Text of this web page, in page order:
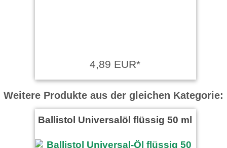
4,89 EUR*
Weitere Produkte aus der gleichen Kategorie:
Ballistol Universalöl flüssig 50 ml